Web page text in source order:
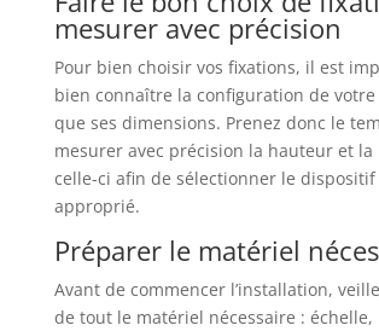
mesurer avec précision
Pour bien choisir vos fixations, il est
bien connaître la configuration de
que ses dimensions. Prenez donc le
mesurer avec précision la hauteur et la
celle-ci afin de sélectionner le
approprié.
Préparer le matériel
Avant de commencer l’installation,
de tout le matériel nécessaire : échelle,